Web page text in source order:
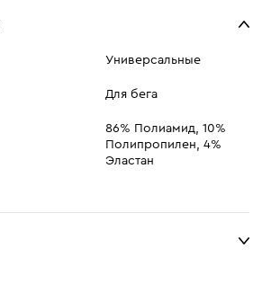
Универсальные
Для бега
86% Полиамид, 10%
Полипропилен, 4%
Эластан